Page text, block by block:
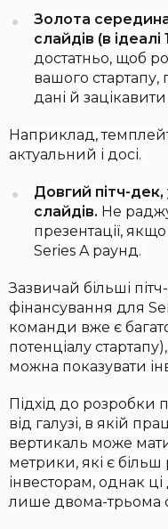
Золота
слайдів (в ідеалі
достатньо, щоб
вашого стартапу,
дані й
Наприклад,
актуальний і досі.
Довгий пітч-
слайдів. Не
презентації,
Series A раунд.
Зазвичай більші
фінансування для
команди вже є
потенціалу
можна показувати
Підхід до розробки
від галузі, в якій
вертикаль може
метрики, які є
інвесторам, однак
лише двома-трьома